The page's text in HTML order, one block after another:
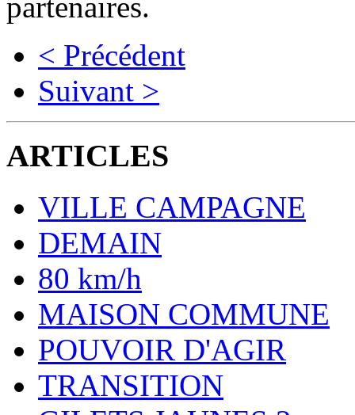
< Précédent
Suivant >
ARTICLES
VILLE CAMPAGNE
DEMAIN
80 km/h
MAISON COMMUNE
POUVOIR D'AGIR
TRANSITION